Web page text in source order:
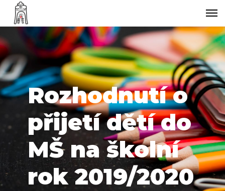
Rozhodnutí o
přijetí dětí do
MŠ na školní
rok 2019/2020